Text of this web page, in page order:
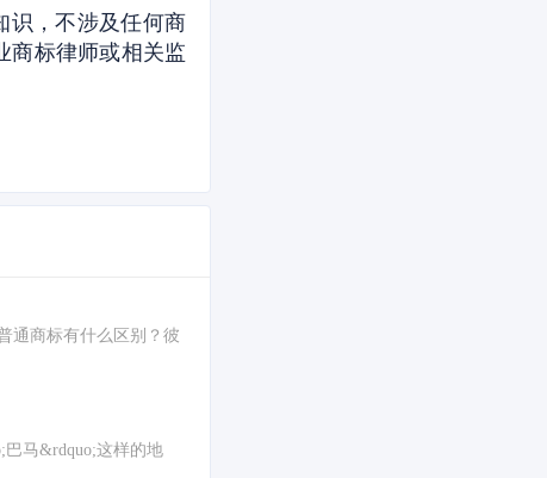
识，不涉及任何商
商标律师或相关监
通商标有什么区别？彼
马&rdquo;这样的地